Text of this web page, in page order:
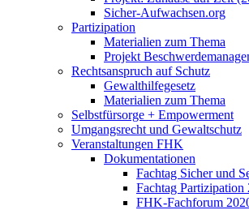
Sicher-Aufwachsen.org
Partizipation
Materialien zum Thema
Projekt
Rechtsanspruch auf Schutz
Gewalthilfegesetz
Materialien zum Thema
Selbstfürsorge + Empowerment
Umgangsrecht und Gewaltschutz
Veranstaltungen FHK
Dokumentationen
Fachtag Sicher und
Fachtag Partizipation
FHK-Fachforum